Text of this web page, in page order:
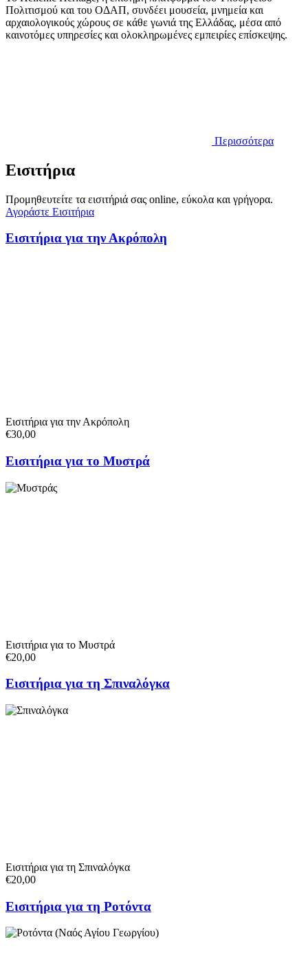
Πολιτισμού και του ΟΔΑΠ, συνδέει μουσεία, μνημεία και
αρχαιολογικούς χώρους σε κάθε γωνιά της Ελλάδας, μέσα από
καινοτόμες υπηρεσίες και ολοκληρωμένες εμπειρίες επίσκεψης.
Περισσότερα
Εισιτήρια
Προμηθευτείτε τα εισιτήριά σας online, εύκολα και γρήγορα.
Αγοράστε Εισιτήρια
Εισιτήρια για την Ακρόπολη
Εισιτήρια για την Ακρόπολη
€30,00
Εισιτήρια για το Μυστρά
Εισιτήρια για το Μυστρά
€20,00
Εισιτήρια για τη Σπιναλόγκα
Εισιτήρια για τη Σπιναλόγκα
€20,00
Εισιτήρια για τη Ροτόντα